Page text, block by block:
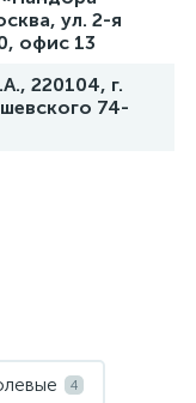
ул. 2-я
офис 13
220104, г.
74-
4